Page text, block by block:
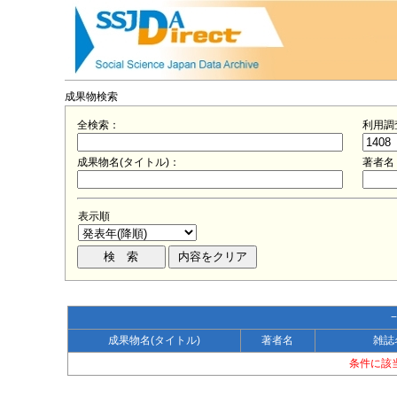
成果物検索
全検索： 利用調
成果物名(タイトル)： 著者名
表示順
成果物名(タイトル)
著者名
雑誌
条件に該